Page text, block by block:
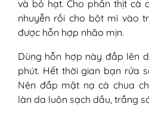
và bỏ hạt. Cho phần thịt cà
nhuyễn rồi cho bột mì vào
được hỗn hợp nhão mịn.
Dùng hỗn hợp này đắp lên
phút. Hết thời gian bạn rửa
Nên đắp mặt nạ cà chua
làn da luôn sạch dầu, trắng